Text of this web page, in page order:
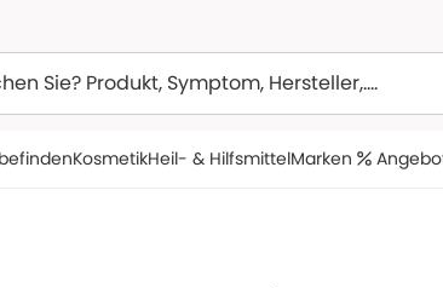
KosmetikHeil- & HilfsmittelMarken